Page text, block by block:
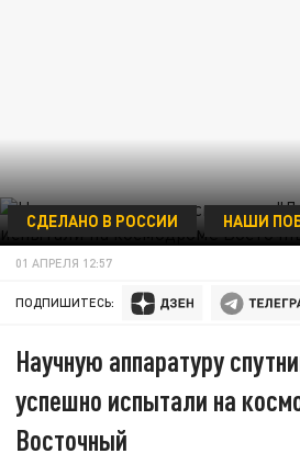
СДЕЛАНО В РОССИИ НАШИ
01 АПРЕЛЯ 12:57
ПОДПИШИТЕСЬ:
Научную аппаратуру
успешно испытали на
Восточный